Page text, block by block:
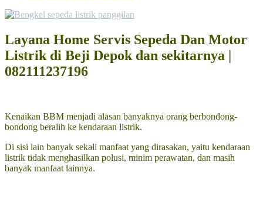
Layana Home Servis Sepeda Dan Motor
Listrik di Beji Depok dan sekitarnya |
082111237196
Kenaikan BBM menjadi alasan banyaknya orang berbondong-
bondong beralih ke kendaraan listrik.
Di sisi lain banyak sekali manfaat yang dirasakan, yaitu kendaraan
listrik tidak menghasilkan polusi, minim perawatan, dan masih
banyak manfaat lainnya.